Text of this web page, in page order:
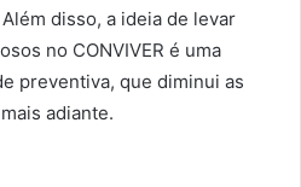
disso, a ideia de levar
no CONVIVER é uma
preventiva, que diminui as
adiante.